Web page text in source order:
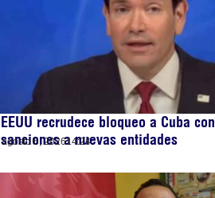
EEUU recrudece bloqueo a Cuba con
sanciones a nuevas entidades
agosto 6, 202614:24